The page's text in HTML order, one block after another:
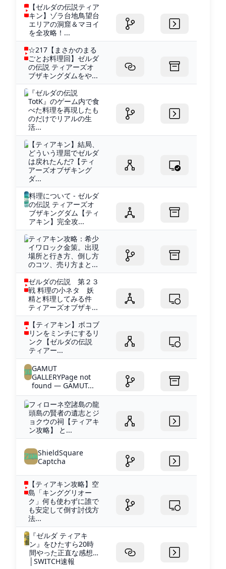
【ゼルダの伝説ティア
キン】ゾラ台地鳥望台
エリアの洞窟＆マヨイ
を全攻略！...
☆217【まさかのまる
ごとお料理回】ゼルダ
の伝説 ティアーズオ
ブザキングダムをや...
『ゼルダの伝説
TotK』のゲーム内で食
べた料理を再現したも
のだけでリアルの生
活...
【ティアキン】結局、
どういう理屈でゼルダ
は戻れたんだ?【ティ
アーズオブザキング
ダ...
料理について - ゼルダ
の伝説 ティアーズオ
ブザキングダム【ティ
アキン】完全攻...
ティアキン攻略：希少
イワロック金策。出現
場所と行き方、倒し方
のコツ、売り方まと...
ゼルダの伝説 第２３
戦 料理の小ネタ 妖
精と料理してみる件
ティアーズオブザキ...
【ティアキン】ボコブ
リンをミンチにするリ
ンク【ゼルダの伝説
ティアー...
GAMUT
GALLERYPage not
found — GAMUT...
フィローネ空諸島の龍
頭島の賢者の遺志とジ
ョクウの祠【ティアキ
ン攻略】 と...
ShieldSquare
Captcha
【ティアキン攻略】空
島「キンググリオー
ク」何も使わずに誰で
も安定して倒す討伐方
法...
『ゼルダ ティアキ
ン』をひたすら20時
間やった正直な感想…
│SWITCH速報